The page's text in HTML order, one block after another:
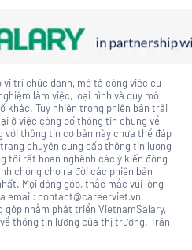
trí chức danh, mô tả công việc cụ
làm việc, loại hình và quy mô
khác. Tuy nhiên trong phiên bản trải
ở việc công bố thông tin chung về
với thông tin cơ bản này chưa thể đáp
chuyên cung cấp thông tin lương
tôi rất hoan nghênh các ý kiến đóng
chóng cho ra đời các phiên bản
Mọi đóng góp, thắc mắc vui lòng
email: contact@careerviet.vn.
góp nhằm phát triển VietnamSalary,
thông tin lương của thị trường. Trân